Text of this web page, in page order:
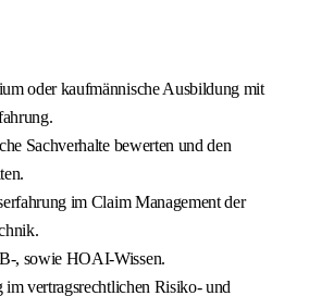
oder kaufmännische Ausbildung mit
Sachverhalte bewerten und den
im Claim Management der
, sowie HOAI-Wissen.
vertragsrechtlichen Risiko- und